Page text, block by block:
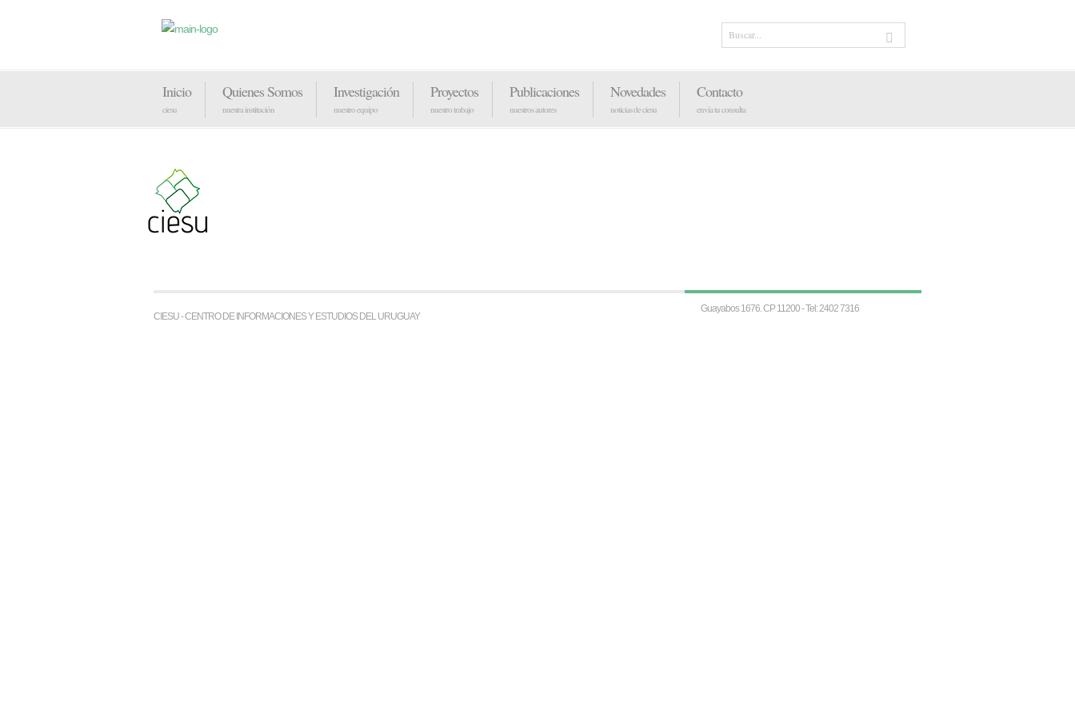
Inicio
ciesu
Quienes Somos
nuestra institución
Investigación
nuestro equipo
Proyectos
nuestro trabajo
Publicaciones
nuestros autores
Novedades
noticias de ciesu
Contacto
envía tu consulta
CIESU - CENTRO DE INFORMACIONES Y ESTUDIOS DEL URUGUAY